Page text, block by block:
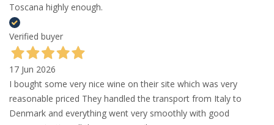
Toscana highly enough.
Verified buyer
17 Jun 2026
I bought some very nice wine on their site which was very
reasonable priced They handled the transport from Italy to
Denmark and everything went very smoothly with good